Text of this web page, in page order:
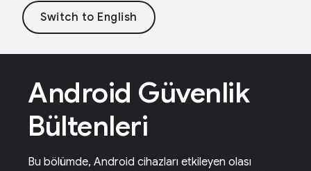
Android Güvenlik
Bültenleri
Bu bölümde, Android cihazları etkileyen olası